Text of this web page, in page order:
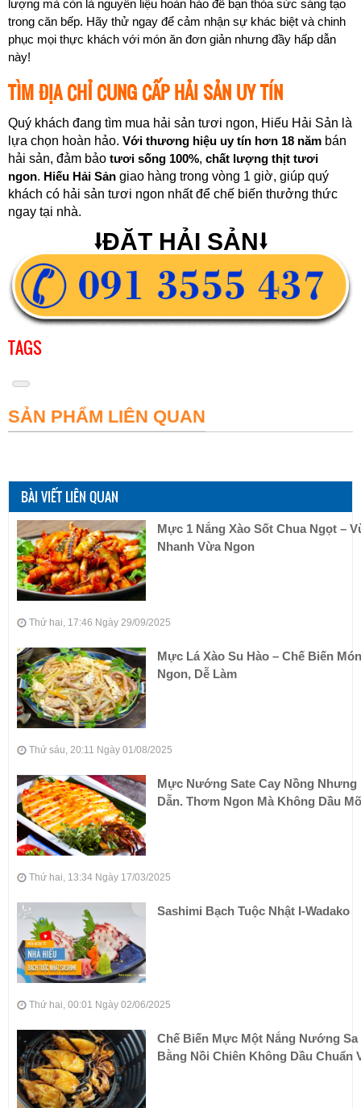
lượng mà còn là nguyên liệu hoàn hảo để bạn thỏa sức sáng tạo
trong căn bếp. Hãy thử ngay để cảm nhận sự khác biệt và chinh
phục mọi thực khách với món ăn đơn giản nhưng đầy hấp dẫn
này!
TÌM ĐỊA CHỈ CUNG CẤP HẢI SẢN UY TÍN
Quý khách đang tìm mua hải sản tươi ngon, Hiếu Hải Sản là
lựa chọn hoàn hảo. Với thương hiệu uy tín hơn 18 năm bán
hải sản, đảm bảo tươi sống 100%, chất lượng thịt tươi
ngon. Hiếu Hải Sản giao hàng trong vòng 1 giờ, giúp quý
khách có hải sản tươi ngon nhất để chế biến thưởng thức
ngay tại nhà.
⭣ĐẶT HẢI SẢN⭣
TAGS
SẢN PHẨM LIÊN QUAN
BÀI VIẾT LIÊN QUAN
Mực 1 Nắng Xào Sốt Chua Ngọt –
Nhanh Vừa Ngon
Thứ hai, 17:46 Ngày 29/09/2025
Mực Lá Xào Su Hào – Chế Biến Món
Ngon, Dễ Làm
Thứ sáu, 20:11 Ngày 01/08/2025
Mực Nướng Sate Cay Nồng Nhưng
Dẫn. Thơm Ngon Mà Không Dầu
Thứ hai, 13:34 Ngày 17/03/2025
Sashimi Bạch Tuộc Nhật I-Wadako
Thứ hai, 00:01 Ngày 02/06/2025
Chế Biến Mực Một Nắng Nướng Sa
Bằng Nồi Chiên Không Dầu Chuẩn